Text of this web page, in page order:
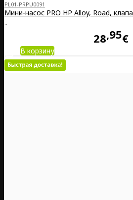
PL01-PRPU0091
Мини-насос PRO HP Alloy, Road,
..
28 95€
В корзину